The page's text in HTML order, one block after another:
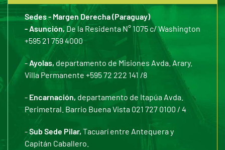
Sedes - Margen Derecha (Paraguay)
- Asunción,De la Residenta N° 1075 c/ Washington
+595 21 759 4000
-Ayolas, departamento de Misiones Avda. Arary.
Villa Permanente +595 72 222 141 /8
- Encarnación, departamento de Itapúa Avda.
Perimetral. Barrio Buena Vista 021 727 0100 / 4
-Sub Sede Pilar, Tacuarí entre Antequera y
Capitán Caballero.